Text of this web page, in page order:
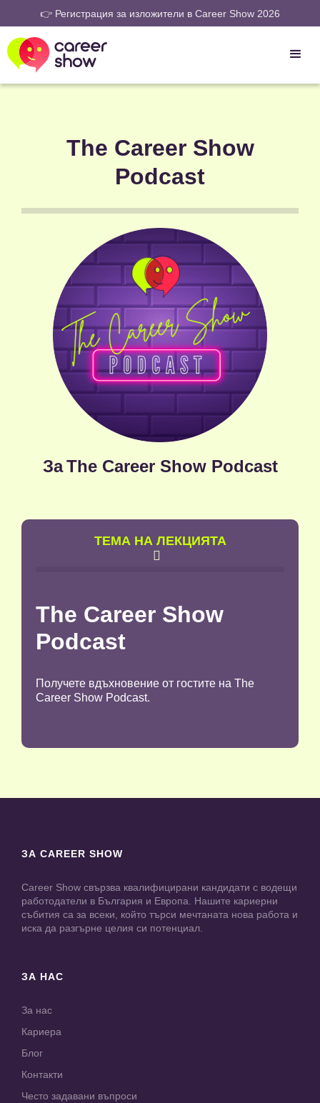
👉 Регистрация за изложители в Career Show 2026
The Career Show
Podcast
За The Career Show Podcast
TЕМА НА ЛЕКЦИЯТА

The Career Show
Podcast
Получете вдъхновение от гостите на The
Career Show Podcast.
ЗА CAREER SHOW
Career Show свързва квалифицирани кандидати с водещи
работодатели в България и Европа. Нашите кариерни
събития са за всеки, който търси мечтаната нова работа и
иска да разгърне целия си потенциал.
ЗА НАС
За нас
Кариера
Блог
Контакти
Често задавани въпроси